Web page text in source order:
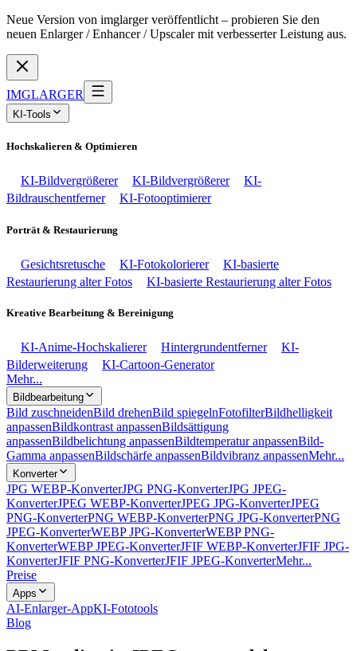
Neue Version von imglarger veröffentlicht – probieren Sie den
neuen Enlarger / Enhancer / Upscaler mit verbesserter Leistung aus.
IMGLARGER
KI-Tools
Hochskalieren & Optimieren
KI-Bildvergrößerer KI-Bildvergrößerer
KI-
Bildrauschentferner
KI-Fotooptimierer
Porträt & Restaurierung
Gesichtsretusche KI-Fotokolorierer
KI-basierte
Restaurierung alter Fotos
KI-basierte Restaurierung alter Fotos
Kreative Bearbeitung & Bereinigung
KI-Anime-Hochskalierer Hintergrundentferner
KI-
Bilderweiterung
KI-Cartoon-Generator
Mehr...
Bildbearbeitung
Bild zuschneidenBild drehenBild spiegelnFotofilterBildhelligkeit
anpassenBildkontrast anpassenBildsättigung
anpassenBildbelichtung anpassenBildtemperatur anpassenBild-
Gamma anpassenBildschärfe anpassenBildvibranz anpassenMehr...
Konverter
JPG WEBP-KonverterJPG PNG-KonverterJPG JPEG-
KonverterJPEG WEBP-KonverterJPEG JPG-KonverterJPEG
PNG-KonverterPNG WEBP-KonverterPNG JPG-KonverterPNG
JPEG-KonverterWEBP JPG-KonverterWEBP PNG-
KonverterWEBP JPEG-KonverterJFIF WEBP-KonverterJFIF JPG-
KonverterJFIF PNG-KonverterJFIF JPEG-KonverterMehr...
Preise
Apps
AI-Enlarger-AppKI-Fototools
Blog